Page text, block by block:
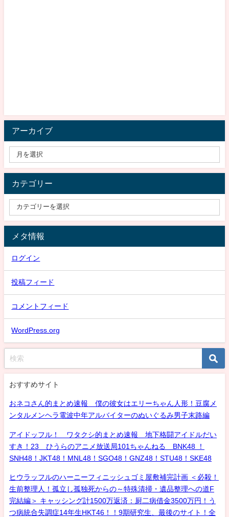
アーカイブ
カテゴリー
メタ情報
ログイン
投稿フィード
コメントフィード
WordPress.org
おすすめサイト
おネコさん的まとめ速報 僕の彼女はエリーちゃん人形！豆腐メ
ンタルメンヘラ電波中年アルバイターのぬいぐるみ男子末路編
アイドッフル！ ワタクシ的まとめ速報 地下格闘アイドルだい
すき！23 ひうらのアニメ放送局101ちゃんねる BNK48 ！
SNH48！JKT48！MNL48！SGO48！GNZ48！STU48！SKE48
ヒウラッフルのハーニーフィニッシュゴミ屋敷補完計画 ＜必殺！
生前整理人！孤立し孤独死からの～特殊清掃・遺品整理への道F
完結編＞ キャッシング計1500万返済：厨二病借金3500万円！う
つ病統合失調症14年生HKT46！！9期研究生、最後のサイト！全